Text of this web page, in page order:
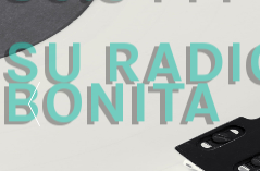
89.3 FM
SU